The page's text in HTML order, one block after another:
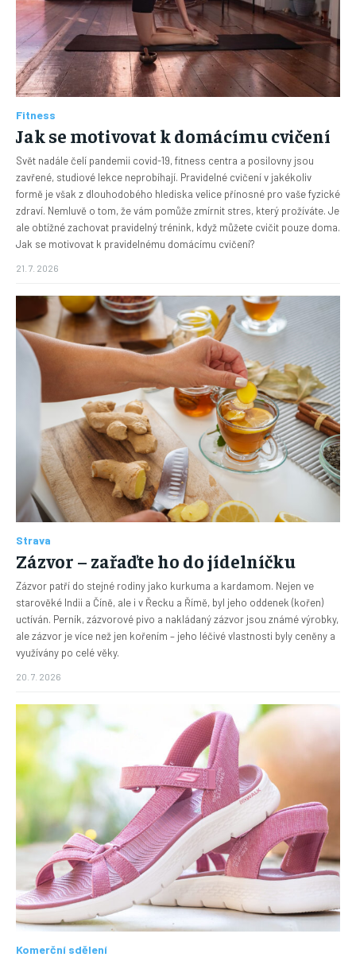
Fitness
Jak se motivovat k domácímu cvičení
Svět nadále čelí pandemii covid-19, fitness centra a posilovny jsou
zavřené, studiové lekce neprobíhají. Pravidelné cvičení v jakékoliv
formě je však z dlouhodobého hlediska velice přínosné pro vaše fyzické
zdraví. Nemluvě o tom, že vám pomůže zmírnit stres, který prožíváte. Je
ale obtížné zachovat pravidelný trénink, když můžete cvičit pouze doma.
Jak se motivovat k pravidelnému domácímu cvičení?
21. 7. 2026
Strava
Zázvor – zařaďte ho do jídelníčku
Zázvor patří do stejné rodiny jako kurkuma a kardamom. Nejen ve
starověké Indii a Číně, ale i v Řecku a Římě, byl jeho oddenek (kořen)
uctíván. Perník, zázvorové pivo a nakládaný zázvor jsou známé výrobky,
ale zázvor je více než jen kořením – jeho léčivé vlastnosti byly ceněny a
využívány po celé věky.
20. 7. 2026
Komerční sdělení